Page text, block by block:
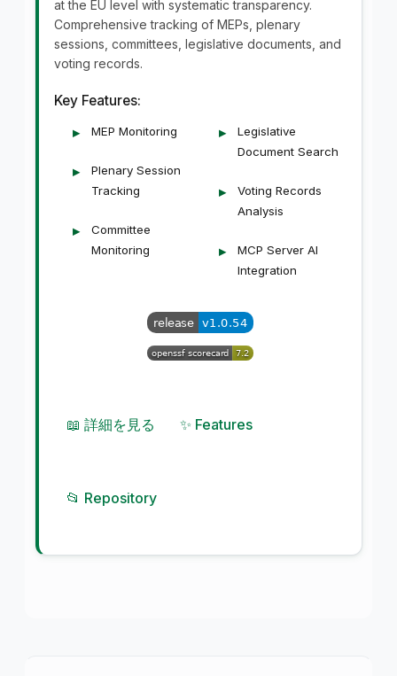
at the EU level with systematic transparency.
Comprehensive tracking of MEPs, plenary
sessions, committees, legislative documents, and
voting records.
Key Features:
MEP Monitoring
Plenary Session
Tracking
Committee
Monitoring
Legislative
Document Search
Voting Records
Analysis
MCP Server AI
Integration
📖 詳細を見る ✨ Features
📂 Repository